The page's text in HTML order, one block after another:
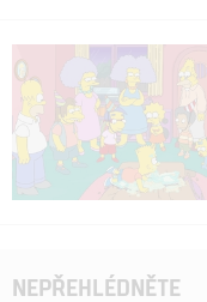
NEPŘEHLÉDNĚTE